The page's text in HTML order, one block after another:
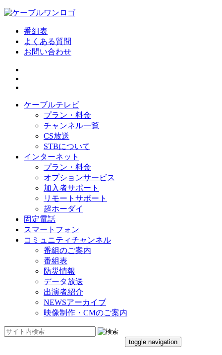
番組表
よくある質問
お問い合わせ
ケーブルテレビ
プラン・料金
チャンネル一覧
CS放送
STBについて
インターネット
プラン・料金
オプションサービス
加入者サポート
リモートサポート
超ホーダイ
固定電話
スマートフォン
コミュニティチャンネル
番組のご案内
番組表
防災情報
データ放送
出演者紹介
NEWSアーカイブ
映像制作・CMのご案内
toggle navigation